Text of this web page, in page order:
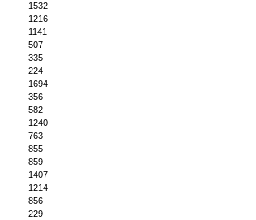
1532
1216
1141
507
335
224
1694
356
582
1240
763
855
859
1407
1214
856
229